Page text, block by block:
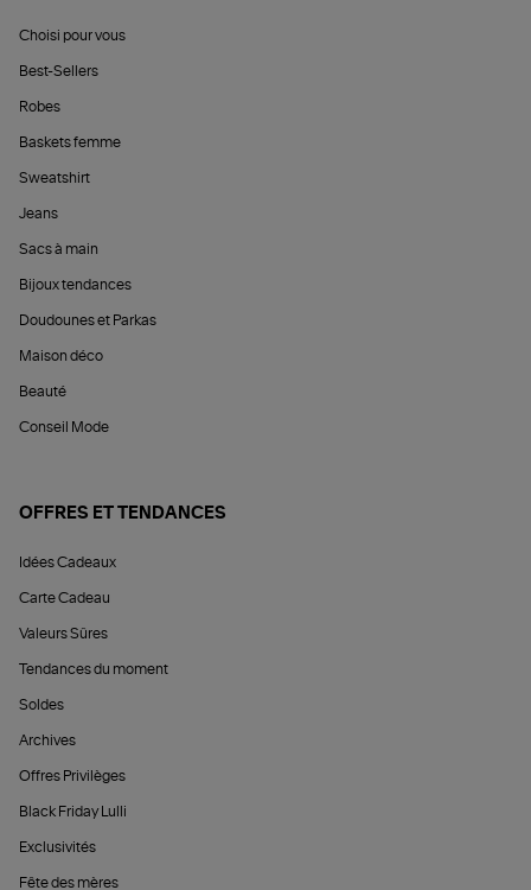
Choisi pour vous
Best-Sellers
Robes
Baskets femme
Sweatshirt
Jeans
Sacs à main
Bijoux tendances
Doudounes et Parkas
Maison déco
Beauté
Conseil Mode
OFFRES ET TENDANCES
Idées Cadeaux
Carte Cadeau
Valeurs Sûres
Tendances du moment
Soldes
Archives
Offres Privilèges
Black Friday Lulli
Exclusivités
Fête des mères